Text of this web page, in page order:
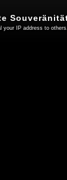
your IP address to others.